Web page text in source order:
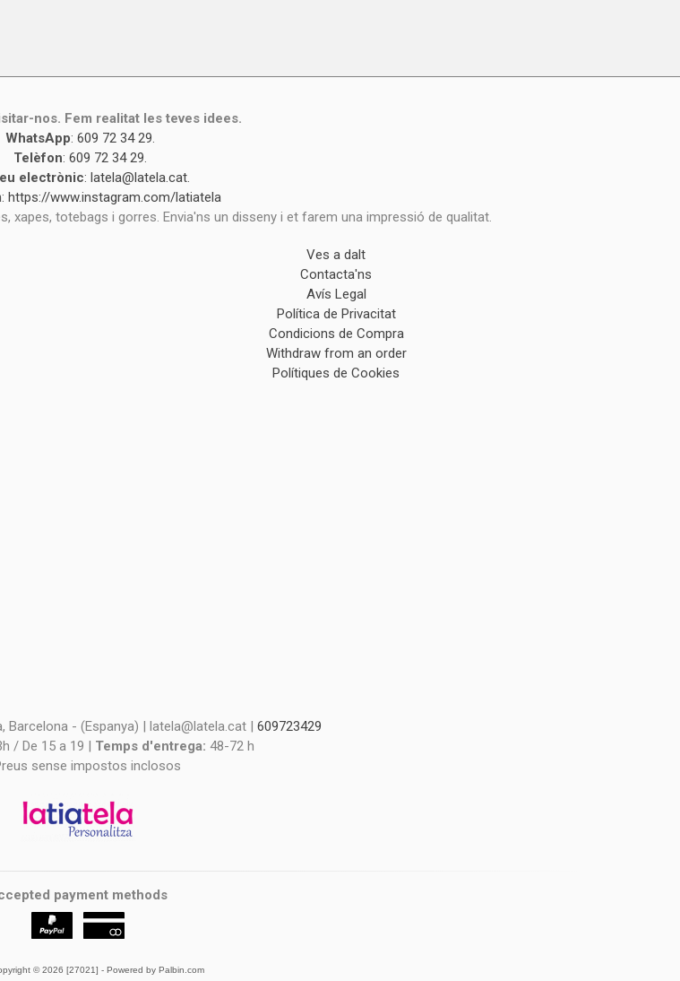
nos. Fem realitat les teves idees.
WhatsApp:609 72 34 29.
Telèfon:609 72 34 29.
electrònic:latela@latela.cat.
:https://www.instagram.com/latiatela
totebags i gorres. Envia'ns un disseny i et farem una impressió de qualitat.
Ves a dalt
Contacta'ns
Avís Legal
Política de Privacitat
Condicions de Compra
Withdraw from an order
Polítiques de Cookies
Barcelona - (Espanya) | latela@latela.cat | 609723429
/ De 15 a 19 | Temps d'entrega: 48-72 h
sense impostos inclosos
payment methods
© 2026 [27021] - Powered by Palbin.com